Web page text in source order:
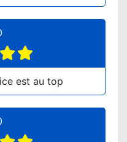
est au top